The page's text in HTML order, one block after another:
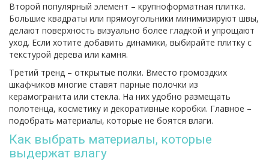
Второй популярный элемент – крупноформатная плитка.
Большие квадраты или прямоугольники минимизируют швы,
делают поверхность визуально более гладкой и упрощают
уход. Если хотите добавить динамики, выбирайте плитку с
текстурой дерева или камня.
Третий тренд – открытые полки. Вместо громоздких
шкафчиков многие ставят парные полочки из
керамогранита или стекла. На них удобно размещать
полотенца, косметику и декоративные коробки. Главное –
подобрать материалы, которые не боятся влаги.
Как выбрать материалы, которые
выдержат влагу